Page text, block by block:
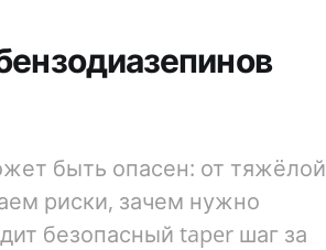
быть опасен: от тяжёлой
риски, зачем нужно
безопасный taper шаг за